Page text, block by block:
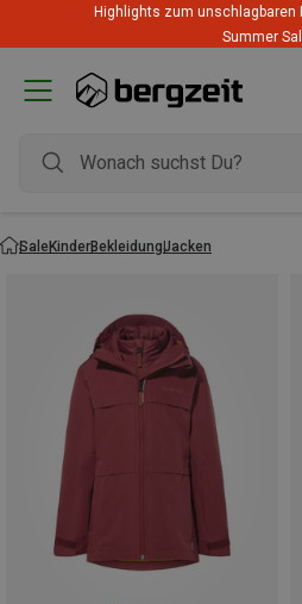
Highlights zum unschlagbaren
Summer
SaleKinderBekleidungJacken